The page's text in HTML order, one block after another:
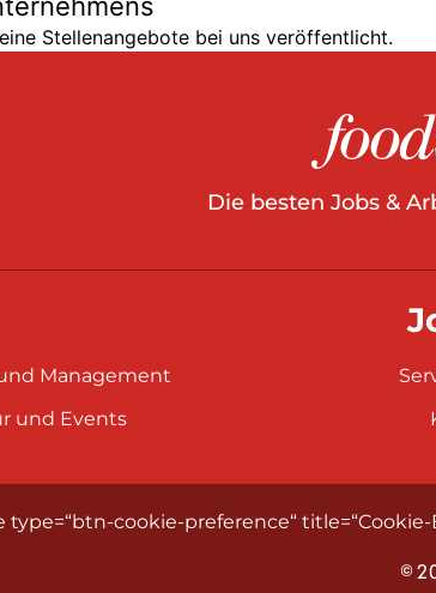
Stellenangebote bei uns veröffentlicht.
Die besten Jobs &
Management
und Events
type=“btn-cookie-preference“
©